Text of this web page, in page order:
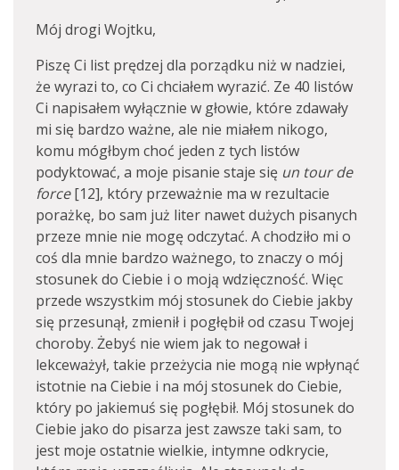
Mój drogi Wojtku,
Piszę Ci list prędzej dla porządku niż w nadziei,
że wyrazi to, co Ci chciałem wyrazić. Ze 40 listów
Ci napisałem wyłącznie w głowie, które zdawały
mi się bardzo ważne, ale nie miałem nikogo,
komu mógłbym choć jeden z tych listów
podyktować, a moje pisanie staje się un tour de
force[12], który przeważnie ma w rezultacie
porażkę, bo sam już liter nawet dużych pisanych
przeze mnie nie mogę odczytać. A chodziło mi o
coś dla mnie bardzo ważnego, to znaczy o mój
stosunek do Ciebie i o moją wdzięczność. Więc
przede wszystkim mój stosunek do Ciebie jakby
się przesunął, zmienił i pogłębił od czasu Twojej
choroby. Żebyś nie wiem jak to negował i
lekceważył, takie przeżycia nie mogą nie wpłynąć
istotnie na Ciebie i na mój stosunek do Ciebie,
który po jakiemuś się pogłębił. Mój stosunek do
Ciebie jako do pisarza jest zawsze taki sam, to
jest moje ostatnie wielkie, intymne odkrycie,